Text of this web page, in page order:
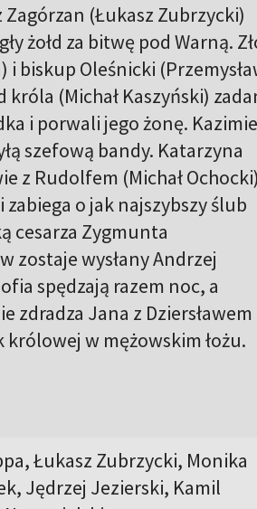
(Łukasz Zubrzycki)
żołd za bitwę pod Warną.
i biskup Oleśnicki
(Michał Kaszyński)
i porwali jego żonę.
szefową bandy. Katarzyna
z Rudolfem (Michał
o jak najszybszy ślub
cesarza Zygmunta
zostaje wysłany Andrzej
spędzają razem noc, a
zdradza Jana z Dziersławem
w mężowskim łożu.
Łukasz Zubrzycki, Monika
Jędrzej Jezierski, Kamil